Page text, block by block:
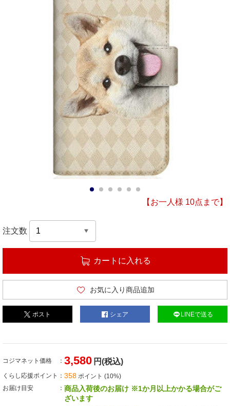
【お一人様 10点まで】
注文数
カートに入れる
お気に入り商品追加
ポスト シェア LINEで送る
コジマネット価格 3,580 円(税込)
くらし応援ポイント 358 ポイント (10%)
お届け目安
商品入荷後のお届け ※1か月以上かかる場合がご
ざいます